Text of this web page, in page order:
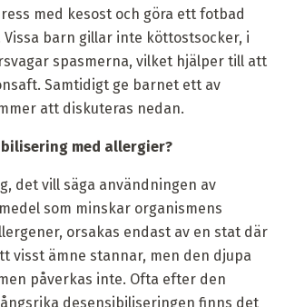
med kesost och göra ett fotbad
barn gillar inte köttostsocker, i
spasmerna, vilket hjälper till att
Samtidigt ge barnet ett av
att diskuteras nedan.
med allergier?
det vill säga användningen av
som minskar organismens
orsakas endast av en stat där
visst ämne stannar, men den djupa
påverkas inte. Ofta efter den
desensibiliseringen finns det